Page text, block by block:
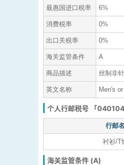
最惠国进口税率 6%
消费税率 0%
出口关税率 0%
海关监管条件 A
商品描述 丝制非
英文名称 Men's
个人行邮税号 「
行邮
衬衫/T
海关监管条件 (A)